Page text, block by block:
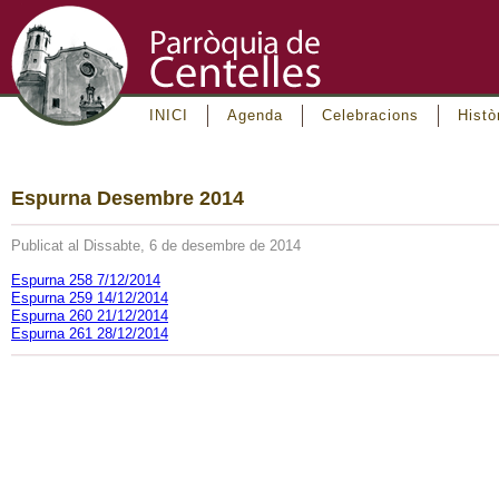
INICI Agenda Celebracions
Espurna Desembre 2014
Publicat al Dissabte, 6 de desembre de 2014
Espurna 258 7/12/2014
Espurna 259 14/12/2014
Espurna 260 21/12/2014
Espurna 261 28/12/2014